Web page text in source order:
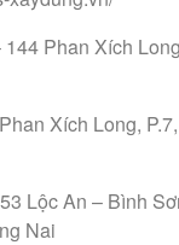
144 Phan Xích
Xích Long,
Lộc An – Bình
Nai